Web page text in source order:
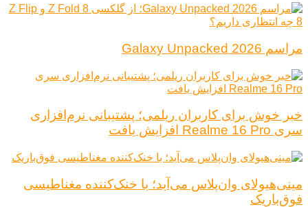
مراسم Galaxy Unpacked 2026
خبر خوش برای کاربران ریلمی؛ پشتیبانی نرم‌افزاری
سری Realme 16 Pro افزایش یافت
مینی‌هیولای وان‌پلاس می‌آید؛ با خنک‌کننده مغناطیسی
فوق‌باریک